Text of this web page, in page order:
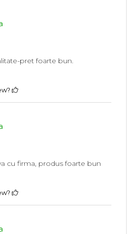
pret foarte bun.
cu firma, produs foarte bun